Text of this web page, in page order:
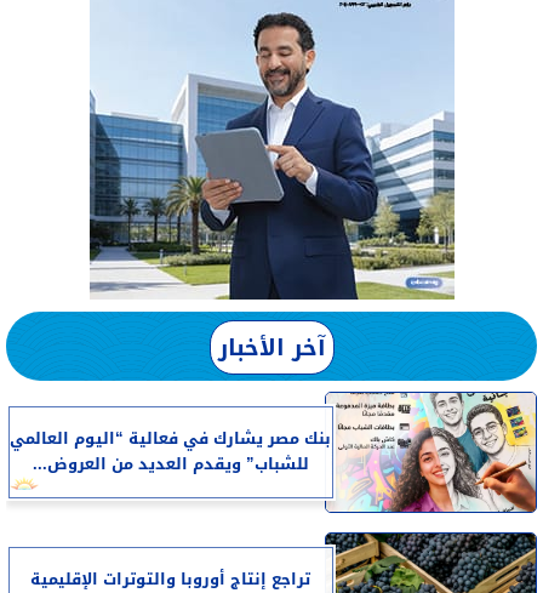
آخر الأخبار
بنك مصر يشارك في فعالية “اليوم العالمي
للشباب” ويقدم العديد من العروض...
تراجع إنتاج أوروبا والتوترات الإقليمية